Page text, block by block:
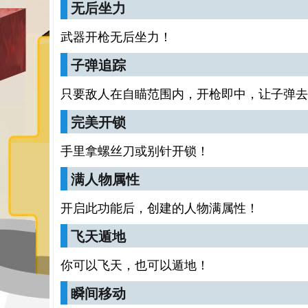
无后坐力
武器开枪无后坐力！
子弹追踪
只要敌人在自瞄范围内，开枪即中，让子弹
完美开锁
手里拿螺丝刀或别针开锁！
满人物属性
开启此功能后，创建的人物满属性！
飞天遁地
你可以飞天，也可以遁地！
瞬间移动